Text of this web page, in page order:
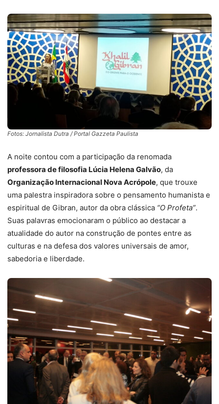
Fotos: Jornalista Dutra / Portal Gazzeta Paulista
A noite contou com a participação da renomada
professora de filosofia Lúcia Helena Galvão, da
Organização Internacional Nova Acrópole, que trouxe
uma palestra inspiradora sobre o pensamento humanista e
espiritual de Gibran, autor da obra clássica “O Profeta”.
Suas palavras emocionaram o público ao destacar a
atualidade do autor na construção de pontes entre as
culturas e na defesa dos valores universais de amor,
sabedoria e liberdade.